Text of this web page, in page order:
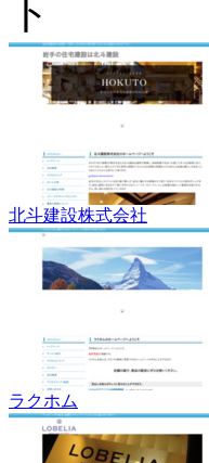
北斗建設株式会社
ラクホム